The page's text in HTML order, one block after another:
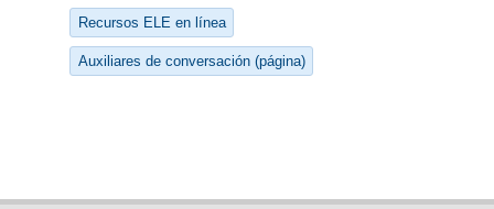
Recursos ELE en línea
Auxiliares de conversación (página)